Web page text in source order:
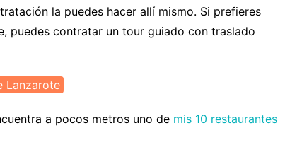
la puedes hacer allí mismo. Si prefieres
puedes contratar un tour guiado con traslado
Lanzarote
a pocos metros uno de mis 10 restaurantes